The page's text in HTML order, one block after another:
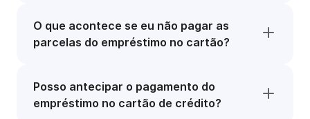
O que acontece se eu não pagar as
parcelas do empréstimo no cartão?
Posso antecipar o pagamento do
empréstimo no cartão de crédito?